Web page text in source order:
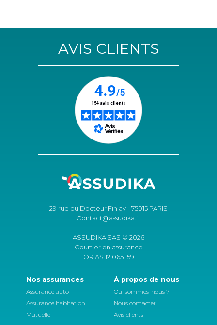
AVIS CLIENTS
29 rue du Docteur Finlay - 75015 PARIS
Contact@assudika.fr
ASSUDIKA SAS © 2026
Courtier en assurance
ORIAS 12 065 159
Nos assurances
Assurance auto
Assurance habitation
Mutuelle
À propos de nous
Qui sommes-nous ?
Nous contacter
Avis clients